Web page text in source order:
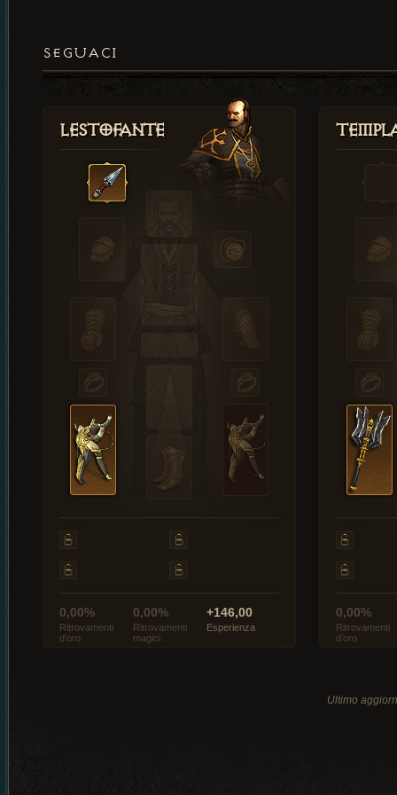
SEGUACI
Lestofante
0,00%
Ritrovamenti
d’oro
0,00%
Ritrovamenti
magici
+146,00
Esperienza
0,00%
Ritrovamenti
d’oro
Ultimo